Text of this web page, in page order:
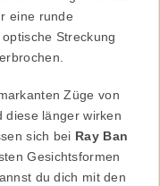
eine runde
Streckung
Züge von
diese länger wirken
sich bei Ray Ban
Gesichtsformen
du dich mit den